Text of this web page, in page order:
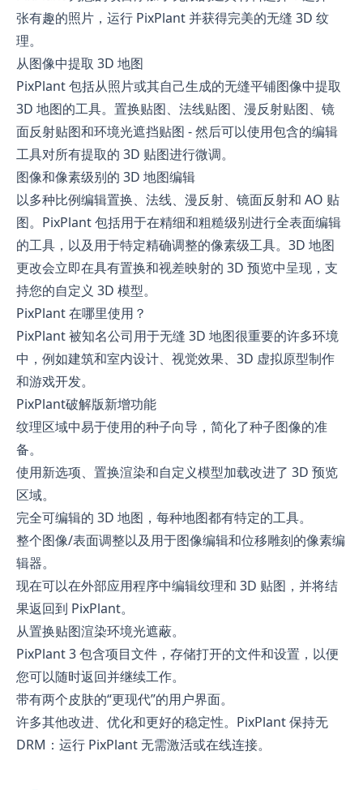
张有趣的照片，运行 PixPlant 并获得完美的无缝 3D 纹
理。
从图像中提取 3D 地图
PixPlant 包括从照片或其自己生成的无缝平铺图像中提取
3D 地图的工具。置换贴图、法线贴图、漫反射贴图、镜
面反射贴图和环境光遮挡贴图 - 然后可以使用包含的编辑
工具对所有提取的 3D 贴图进行微调。
图像和像素级别的 3D 地图编辑
以多种比例编辑置换、法线、漫反射、镜面反射和 AO 贴
图。PixPlant 包括用于在精细和粗糙级别进行全表面编辑
的工具，以及用于特定精确调整的像素级工具。3D 地图
更改会立即在具有置换和视差映射的 3D 预览中呈现，支
持您的自定义 3D 模型。
PixPlant 在哪里使用？
PixPlant 被知名公司用于无缝 3D 地图很重要的许多环境
中，例如建筑和室内设计、视觉效果、3D 虚拟原型制作
和游戏开发。
PixPlant破解版新增功能
纹理区域中易于使用的种子向导，简化了种子图像的准
备。
使用新选项、置换渲染和自定义模型加载改进了 3D 预览
区域。
完全可编辑的 3D 地图，每种地图都有特定的工具。
整个图像/表面调整以及用于图像编辑和位移雕刻的像素编
辑器。
现在可以在外部应用程序中编辑纹理和 3D 贴图，并将结
果返回到 PixPlant。
从置换贴图渲染环境光遮蔽。
PixPlant 3 包含项目文件，存储打开的文件和设置，以便
您可以随时返回并继续工作。
带有两个皮肤的“更现代”的用户界面。
许多其他改进、优化和更好的稳定性。PixPlant 保持无
DRM：运行 PixPlant 无需激活或在线连接。